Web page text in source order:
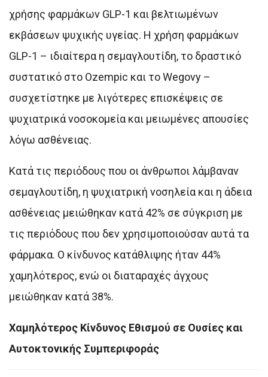
χρήσης φαρμάκων GLP-1 και βελτιωμένων
εκβάσεων ψυχικής υγείας. Η χρήση φαρμάκων
GLP-1 – ιδιαίτερα η σεμαγλουτίδη, το δραστικό
συστατικό στο Ozempic και το Wegovy –
συσχετίστηκε με λιγότερες επισκέψεις σε
ψυχιατρικά νοσοκομεία και μειωμένες απουσίες
λόγω ασθένειας.
Κατά τις περιόδους που οι άνθρωποι λάμβαναν
σεμαγλουτίδη, η ψυχιατρική νοσηλεία και η άδεια
ασθένειας μειώθηκαν κατά 42% σε σύγκριση με
τις περιόδους που δεν χρησιμοποιούσαν αυτά τα
φάρμακα. Ο κίνδυνος κατάθλιψης ήταν 44%
χαμηλότερος, ενώ οι διαταραχές άγχους
μειώθηκαν κατά 38%.
Χαμηλότερος Κίνδυνος Εθισμού σε Ουσίες και
Αυτοκτονικής Συμπεριφοράς